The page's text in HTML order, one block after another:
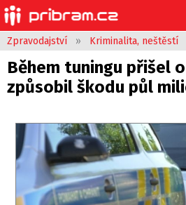
Zpravodajství » Kriminalita, neštěstí
Během tuningu přišel
způsobil škodu půl